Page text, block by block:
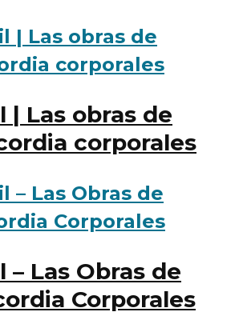
| Las obras de
corporales
Las Obras de
Corporales